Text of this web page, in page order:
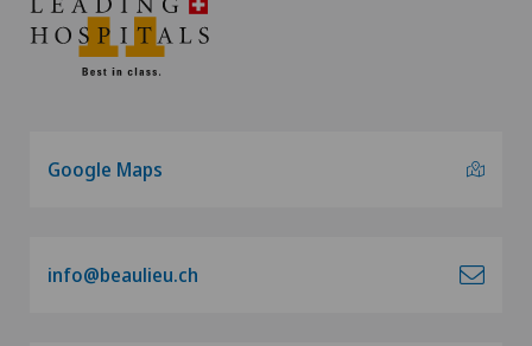
Google Maps
info@beaulieu.ch